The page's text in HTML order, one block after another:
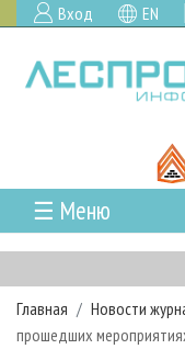
Вход EN
☰ Меню
ГЛАВНАЯ
РУБРИКИ И ТЕМЫ
РУБРИКИ ЖУРНАЛА
НОВОСТИ
Главная Новости
прошедших